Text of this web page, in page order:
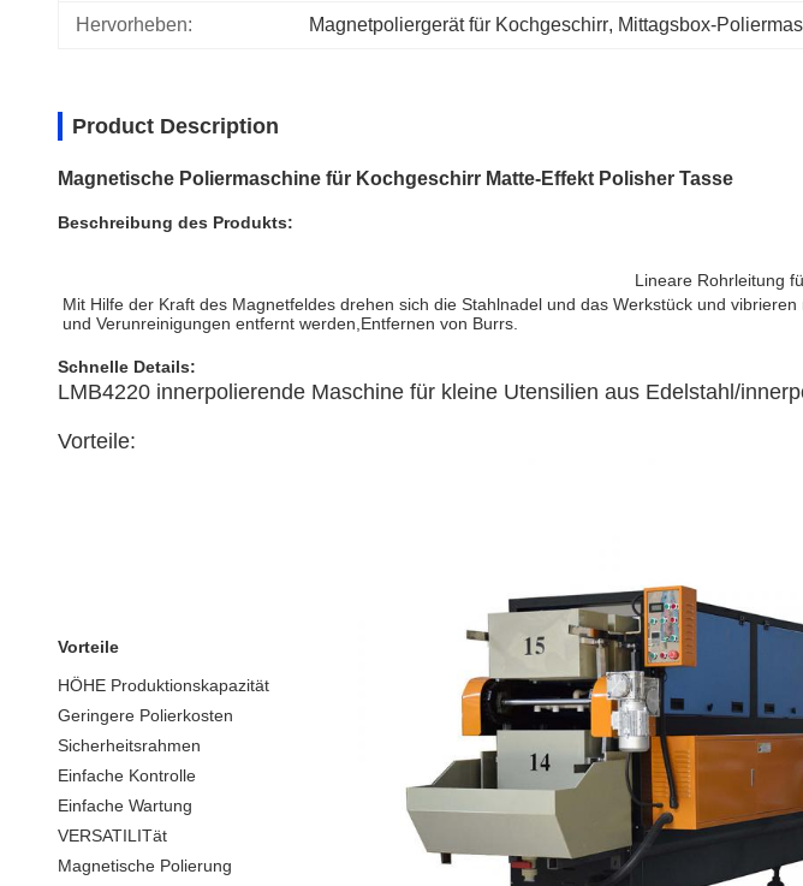
Hervorheben: Magnetpoliergerät für Kochgeschirr, Mittagsbox-
Product Description
Magnetische Poliermaschine für Kochgeschirr Matte-Effekt Polisher Tasse
Beschreibung des Produkts:
Lineare Rohrleitung
Mit Hilfe der Kraft des Magnetfeldes drehen sich die Stahlnadel und das Werkstück und
und Verunreinigungen entfernt werden,Entfernen von Burrs.
Schnelle Details:
LMB4220 innerpolierende Maschine für kleine Utensilien aus Edelstahl/
Vorteile:
Vorteile
HÖHE Produktionskapazität
Geringere Polierkosten
Sicherheitsrahmen
Einfache Kontrolle
Einfache Wartung
VERSATILITät
Magnetische Polierung